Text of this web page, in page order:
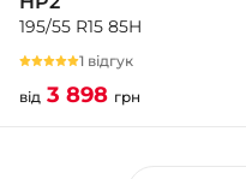
195/55 R15 85H
1 відгук
від 3 898 грн